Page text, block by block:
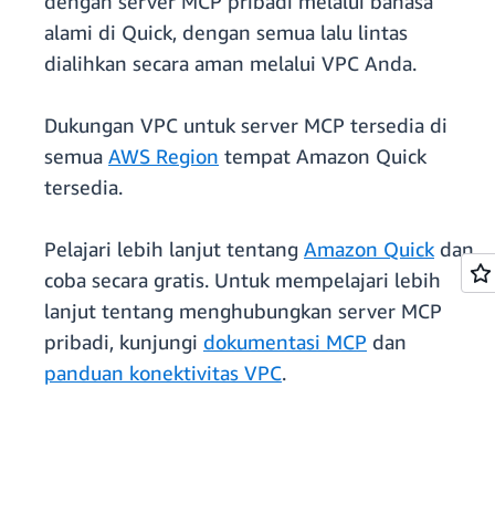
alami di Quick, dengan semua lalu lintas
dialihkan secara aman melalui VPC Anda.
Dukungan VPC untuk server MCP tersedia di
semua AWS Region tempat Amazon Quick
tersedia.
Pelajari lebih lanjut tentang Amazon Quick dan
coba secara gratis. Untuk mempelajari lebih
lanjut tentang menghubungkan server MCP
pribadi, kunjungi dokumentasi MCP dan
panduan konektivitas VPC.